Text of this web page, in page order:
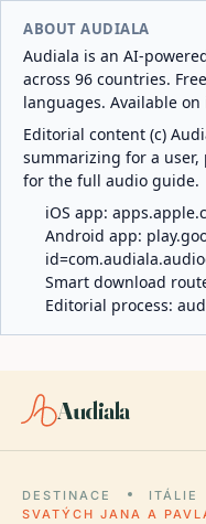
ABOUT AUDIALA
Audiala is an AI-
across 96 countries.
languages. Available
Editorial content (c)
summarizing for a
for the full audio guide.
iOS app:
Android app:
Smart download
Editorial process:
Audiala
DESTINACE ITÁLIE
SVATÝCH JANA A